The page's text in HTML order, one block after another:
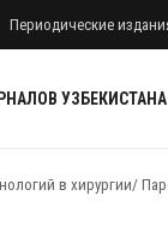
Периодические
УЗБЕКИСТАНА
в хирургии/